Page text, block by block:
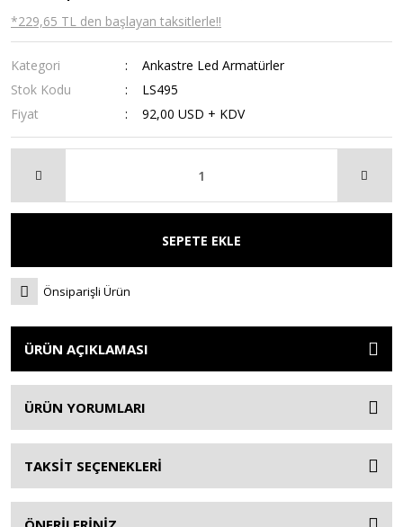
*229,65 TL den başlayan taksitlerle!!
Kategori
Ankastre Led Armatürler
Stok Kodu
LS495
Fiyat
92,00 USD + KDV
SEPETE EKLE
Önsiparişli Ürün
ÜRÜN AÇIKLAMASI
ÜRÜN YORUMLARI
TAKSİT SEÇENEKLERİ